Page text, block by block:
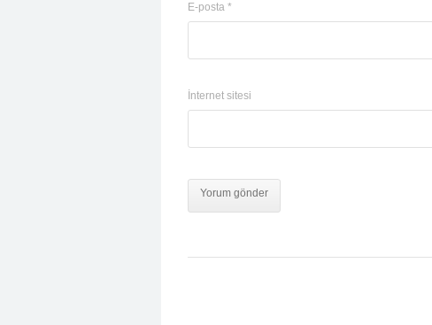
E-posta *
İnternet sitesi